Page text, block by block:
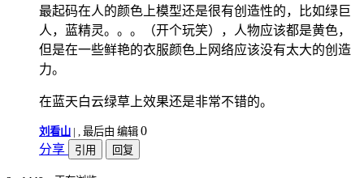
最起码在人的颜色上模型还是很有创造性的，比如绿巨
人，蓝精灵。。。（开个玩笑），人物应该都是黄色，
但是在一些鲜艳的衣服颜色上网络应该没有太大的创造
力。
在蓝天白云绿草上效果还是非常不错的。
刘看山 | , 最后由 编辑 0
分享
引用 回复